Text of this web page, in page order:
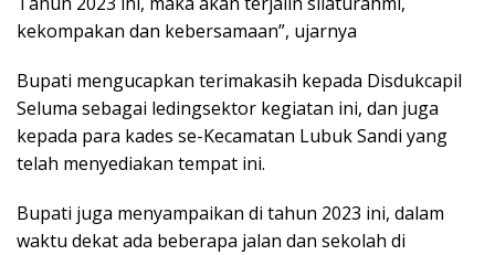
kekompakan dan kebersamaan”, ujarnya
Bupati mengucapkan terimakasih kepada Disdukcapil
Seluma sebagai ledingsektor kegiatan ini, dan juga
kepada para kades se-Kecamatan Lubuk Sandi yang
telah menyediakan tempat ini.
Bupati juga menyampaikan di tahun 2023 ini, dalam
waktu dekat ada beberapa jalan dan sekolah di